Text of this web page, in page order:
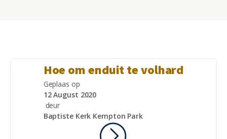
Hoe om enduit te volhard
Geplaas op
12 August 2020
deur
Baptiste Kerk Kempton Park